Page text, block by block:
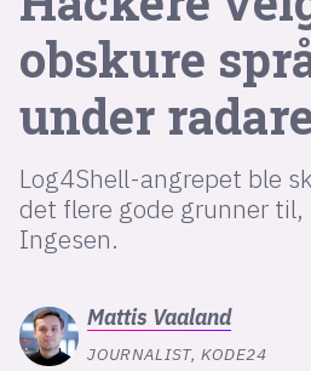
obskure
under
Log4Shell-angrepet ble
det flere gode grunner
Ingesen.
Mattis Vaaland
JOURNALIST, KODE24
Bluesky
Facebook
annonsepriser
annonseguide
suksesshistorier
Bli firmapartner